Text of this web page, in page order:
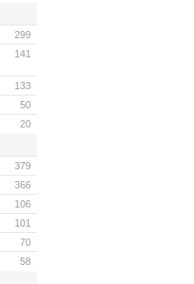
299
141
133
50
20
379
366
106
101
70
58